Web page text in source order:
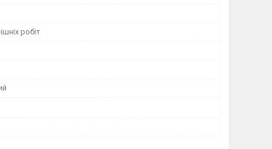
робіт